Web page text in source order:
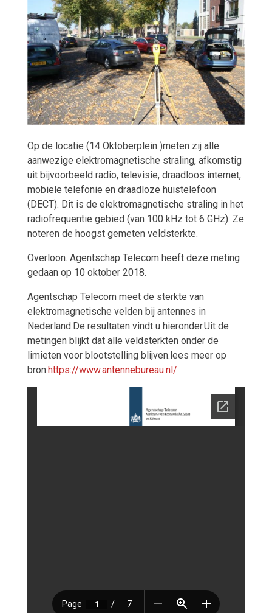
Op de locatie (14 Oktoberplein )meten zij alle
aanwezige elektromagnetische straling, afkomstig
uit bijvoorbeeld radio, televisie, draadloos internet,
mobiele telefonie en draadloze huistelefoon
(DECT). Dit is de elektromagnetische straling in het
radiofrequentie gebied (van 100 kHz tot 6 GHz). Ze
noteren de hoogst gemeten veldsterkte.
Overloon. Agentschap Telecom heeft deze meting
gedaan op 10 oktober 2018.
Agentschap Telecom meet de sterkte van
elektromagnetische velden bij antennes in
Nederland.De resultaten vindt u hieronder.Uit de
metingen blijkt dat alle veldsterkten onder de
limieten voor blootstelling blijven.lees meer op
bron:https://www.antennebureau.nl/